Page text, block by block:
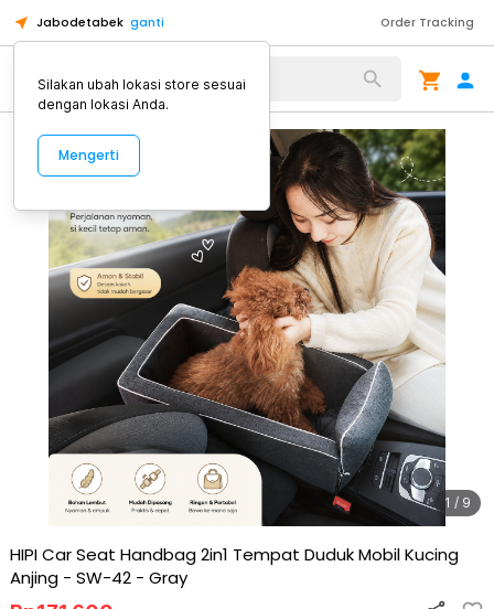
Jabodetabek ganti Order Tracking
Alat Kopi
1 / 9
HIPI Car Seat Handbag 2in1 Tempat Duduk Mobil Kucing
Anjing - SW-42 - Gray
Silakan ubah lokasi store sesuai
dengan lokasi Anda.
Mengerti